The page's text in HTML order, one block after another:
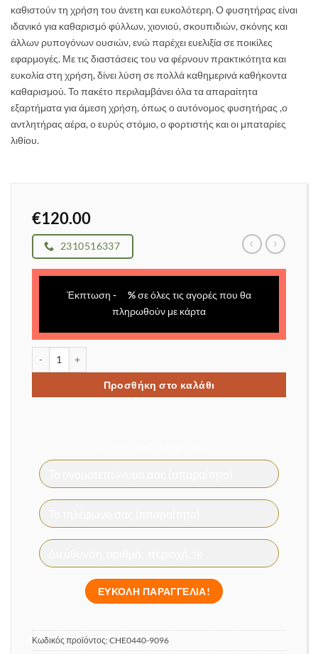
καθιστούν τη χρήση του άνετη και ευκολότερη. Ο φυσητήρας είναι
ιδανικό για καθαρισμό φύλλων, χιονιού, σκουπιδιών, σκόνης και
άλλων ρυπογόνων ουσιών, ενώ παρέχει ευελιξία σε ποικίλες
εφαρμογές. Με τις διαστάσεις του να φέρνουν πρακτικότητα και
ευκολία στη χρήση, δίνει λύση σε πολλά καθημερινά καθήκοντα
καθαρισμού. Το πακέτο περιλαμβάνει όλα τα απαραίτητα
εξαρτήματα για άμεση χρήση, όπως ο αυτόνομος φυσητήρας ,ο
αντλητήρας αέρα, ο ευρύς στόμιο, ο φορτιστής και οι μπαταρίες
λιθίου.
€120.00
2310516337
Έκπτωση - %σε όλες τις αγορές που θα
πληρωθούν με κάρτα
Προσθήκη στο καλάθι
Κωδικός προϊόντος:CHE0440-9096